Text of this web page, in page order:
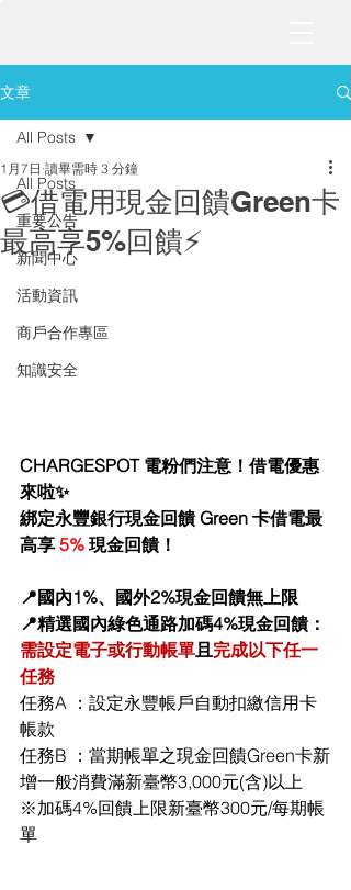
文章
All Posts
重要公告
新聞中心
活動資訊
商戶合作專區
知識安全
All Posts
💳借電用現金回饋Green卡
最高享5%回饋⚡️
1月7日 讀畢需時 3 分鐘
CHARGESPOT 電粉們注意！借電優惠
來啦✨
綁定永豐銀行現金回饋 Green 卡借電最
高享 5% 現金回饋！
📍國內1%、國外2%現金回饋無上限
📍精選國內綠色通路加碼4%現金回饋：
需設定電子或行動帳單且 完成以下任一
任務
任務A ：設定永豐帳戶自動扣繳信用卡
帳款
任務B ：當期帳單之現金回饋Green卡新
增一般消費滿新臺幣3,000元(含)以上
※加碼4%回饋上限新臺幣300元/每期帳
單